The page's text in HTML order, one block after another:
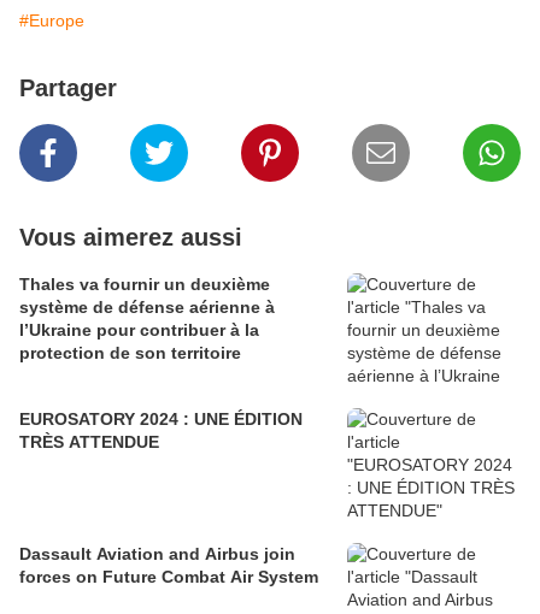
#Europe
Partager
Vous aimerez aussi
Thales va fournir un deuxième
système de défense aérienne à
l’Ukraine pour contribuer à la
protection de son territoire
EUROSATORY 2024 : UNE ÉDITION
TRÈS ATTENDUE
Dassault Aviation and Airbus join
forces on Future Combat Air System